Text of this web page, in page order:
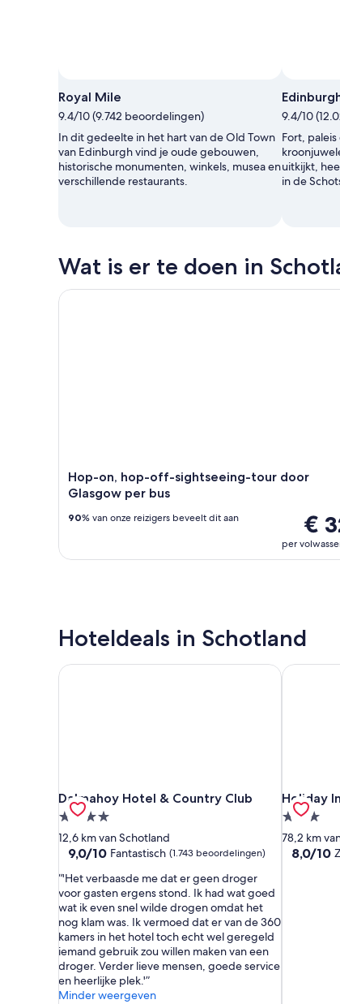
Royal Mile
9.4/10 (9.742 beoordelingen)
In dit gedeelte in het hart van de Old Town
van Edinburgh vind je oude gebouwen,
historische monumenten, winkels, musea en
verschillende restaurants.
9.4/10
Fort,
uitkijkt,
in de
Wat is er te doen in
Hop-on, hop-off-sightseeing-tour door
Glasgow per bus
€
per
90% van onze reizigers beveelt dit aan
Hop-on, hop-off-sightseeing-tour door
Hoteldeals in Schotland
Dalmahoy Hotel & Country Club
Dalmahoy Hotel & Country Club
4.0-
sterrenaccommodatie
12,6 km van Schotland
9.0
10,
Fantastisch,
(1.743
beoordelingen)
9,0/10 Fantastisch (1.743 beoordelingen)
'Het verbaasde me dat er geen droger
voor gasten ergens stond. Ik had wat goed
wat ik even snel wilde drogen omdat het
nog klam was. Ik vermoed dat er van de 360
kamers in het hotel toch echt wel geregeld
iemand gebruik zou willen maken van een
droger. Verder lieve mensen, goede service
en heerlijke plek.'
Minder weergeven
Dalmahoy Hotel & Country Club
Holiday
Holiday
3.0-
78,2 km
8.0
8,0/10
Holiday